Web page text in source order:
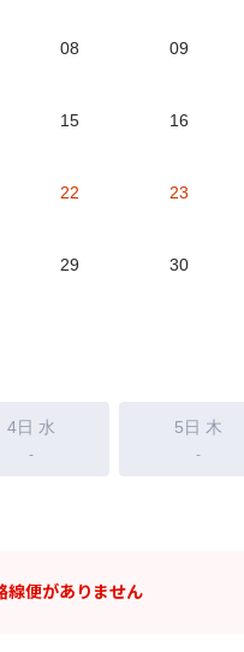
08 09
15 16
22 23
29 30
4日 水
-
5日 木
-
線便がありません